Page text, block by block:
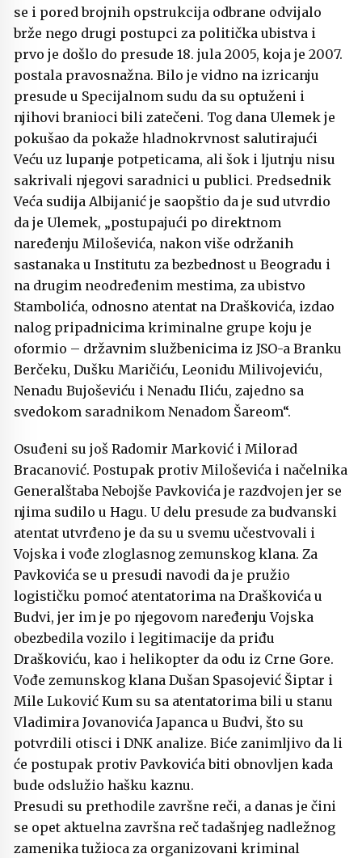
se i pored brojnih opstrukcija odbrane odvijalo
brže nego drugi postupci za politička ubistva i
prvo je došlo do presude 18. jula 2005, koja je 2007.
postala pravosnažna. Bilo je vidno na izricanju
presude u Specijalnom sudu da su optuženi i
njihovi branioci bili zatečeni. Tog dana Ulemek je
pokušao da pokaže hladnokrvnost salutirajući
Veću uz lupanje potpeticama, ali šok i ljutnju nisu
sakrivali njegovi saradnici u publici. Predsednik
Veća sudija Albijanić je saopštio da je sud utvrdio
da je Ulemek, „postupajući po direktnom
naređenju Miloševića, nakon više održanih
sastanaka u Institutu za bezbednost u Beogradu i
na drugim neodređenim mestima, za ubistvo
Stambolića, odnosno atentat na Draškovića, izdao
nalog pripadnicima kriminalne grupe koju je
oformio – državnim službenicima iz JSO-a Branku
Berčeku, Dušku Maričiću, Leonidu Milivojeviću,
Nenadu Bujoševiću i Nenadu Iliću, zajedno sa
svedokom saradnikom Nenadom Šareom“.
Osuđeni su još Radomir Marković i Milorad
Bracanović. Postupak protiv Miloševića i načelnika
Generalštaba Nebojše Pavkovića je razdvojen jer se
njima sudilo u Hagu. U delu presude za budvanski
atentat utvrđeno je da su u svemu učestvovali i
Vojska i vođe zloglasnog zemunskog klana. Za
Pavkovića se u presudi navodi da je pružio
logističku pomoć atentatorima na Draškovića u
Budvi, jer im je po njegovom naređenju Vojska
obezbedila vozilo i legitimacije da priđu
Draškoviću, kao i helikopter da odu iz Crne Gore.
Vođe zemunskog klana Dušan Spasojević Šiptar i
Mile Luković Kum su sa atentatorima bili u stanu
Vladimira Jovanovića Japanca u Budvi, što su
potvrdili otisci i DNK analize. Biće zanimljivo da li
će postupak protiv Pavkovića biti obnovljen kada
bude odslužio hašku kaznu.
Presudi su prethodile završne reči, a danas je čini
se opet aktuelna završna reč tadašnjeg nadležnog
zamenika tužioca za organizovani kriminal